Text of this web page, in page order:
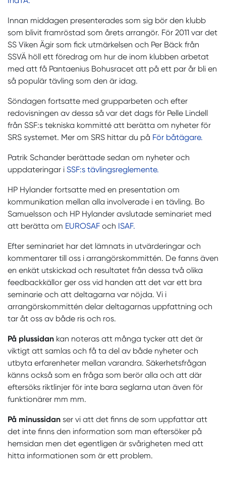
Innan middagen presenterades som sig bör den klubb
som blivit framröstad som årets arrangör. För 2011 var det
SS Viken Ägir som fick utmärkelsen och Per Bäck från
SSVÄ höll ett föredrag om hur de inom klubben arbetat
med att få Pantaenius Bohusracet att på ett par år bli en
så populär tävling som den är idag.
Söndagen fortsatte med grupparbeten och efter
redovisningen av dessa så var det dags för Pelle Lindell
från SSF:s tekniska kommitté att berätta om nyheter för
SRS systemet. Mer om SRS hittar du på För båtägare.
Patrik Schander berättade sedan om nyheter och
uppdateringar i SSF:s tävlingsreglemente.
HP Hylander fortsatte med en presentation om
kommunikation mellan alla involverade i en tävling. Bo
Samuelsson och HP Hylander avslutade seminariet med
att berätta om EUROSAF och ISAF.
Efter seminariet har det lämnats in utvärderingar och
kommentarer till oss i arrangörskommittén. De fanns även
en enkät utskickad och resultatet från dessa två olika
feedbackkällor ger oss vid handen att det var ett bra
seminarie och att deltagarna var nöjda. Vi i
arrangörskommittén delar deltagarnas uppfattning och
tar åt oss av både ris och ros.
På plussidan kan noteras att många tycker att det är
viktigt att samlas och få ta del av både nyheter och
utbyta erfarenheter mellan varandra. Säkerhetsfrågan
känns också som en fråga som berör alla och att där
eftersöks riktlinjer för inte bara seglarna utan även för
funktionärer mm mm.
På minussidan ser vi att det finns de som uppfattar att
det inte finns den information som man eftersöker på
hemsidan men det egentligen är svårigheten med att
hitta informationen som är ett problem.